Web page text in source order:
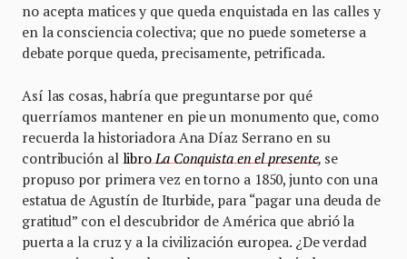
no acepta matices y que queda enquistada en las calles y
en la consciencia colectiva; que no puede someterse a
debate porque queda, precisamente, petrificada.
Así las cosas, habría que preguntarse por qué
querríamos mantener en pie un monumento que, como
recuerda la historiadora Ana Díaz Serrano en su
contribución al libroLa Conquista en el presente, se
propuso por primera vez en torno a 1850, junto con una
estatua de Agustín de Iturbide, para “pagar una deuda de
gratitud” con el descubridor de América que abrió la
puerta a la cruz y a la civilización europea. ¿De verdad